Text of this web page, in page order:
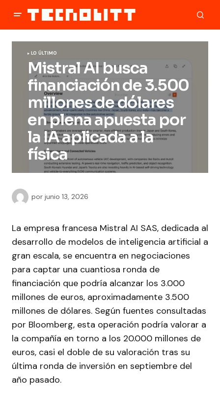
LO ÚLTIMO
Mistral AI busca
financiación de 3.500
millones de dólares
en plena apuesta por
la IA aplicada a la
física
por junio 13, 2026
La empresa francesa Mistral AI SAS, dedicada al
desarrollo de modelos de inteligencia artificial a
gran escala, se encuentra en negociaciones
para captar una cuantiosa ronda de
financiación que podría alcanzar los 3.000
millones de euros, aproximadamente 3.500
millones de dólares. Según fuentes consultadas
por Bloomberg, esta operación podría valorar a
la compañía en torno a los 20.000 millones de
euros, casi el doble de su valoración tras su
última ronda de inversión en septiembre del
año pasado.